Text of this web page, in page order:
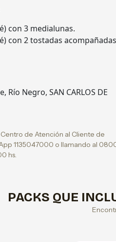
con 3 medialunas.
con 2 tostadas
Río Negro, SAN CARLOS DE
de Atención al Cliente de
1135047000 o llamando al
hs.
PACKS QUE